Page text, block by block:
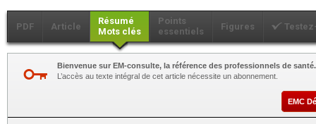
PDF Article
Résumé
Mots clés
Points
essentiels
Figures
Bienvenue sur EM-consulte, la référence des professionnels de santé.
L’accès au texte intégral de cet article nécessite un abonnement.
EMC